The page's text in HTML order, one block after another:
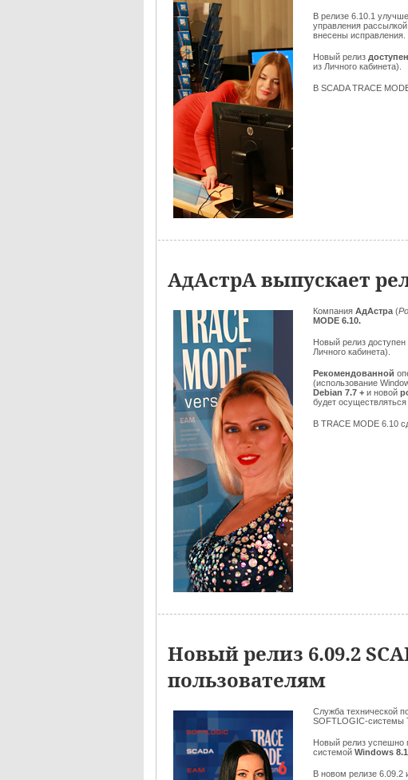
В релизе 6.10.1
управления рассылкой
внесены исправления.
Новый релиз доступен
из Личного кабинета).
В SCADA TRACE
АдАстрА выпускает
Компания АдАстра (
MODE 6.10.
Новый релиз
Личного кабинета).
Рекомендованной
(использование
Debian 7.7 + и новой
будет
В TRACE MODE 6.10
Новый релиз 6.09.2
пользователям
Служба технической
SOFTLOGIC-системы
Новый релиз успешно
системой Windows 8.1
В новом релизе 6.09.2